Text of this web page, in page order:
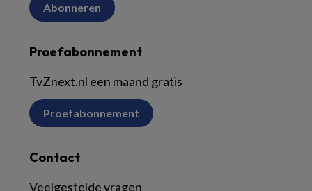
Abonneren
Proefabonnement
TvZnext.nl een maand gratis
Proefabonnement
Contact
Veelgestelde vragen